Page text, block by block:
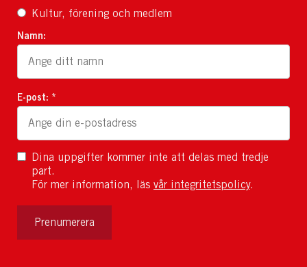
Kultur, förening och medlem
Namn:
E-post: *
Dina uppgifter kommer inte att delas med tredje
part.
För mer information, läs vår integritetspolicy.
Prenumerera